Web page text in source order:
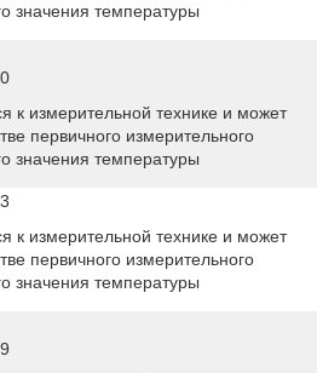
значения температуры
к измерительной технике и может
первичного измерительного
значения температуры
к измерительной технике и может
первичного измерительного
значения температуры